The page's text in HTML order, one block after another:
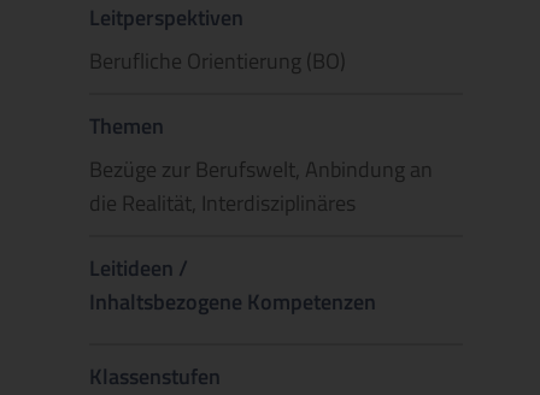
Leitperspektiven
Berufliche Orientierung (BO)
Themen
Bezüge zur Berufswelt, Anbindung an
die Realität, Interdisziplinäres
Leitideen /
Inhaltsbezogene Kompetenzen
Klassenstufen